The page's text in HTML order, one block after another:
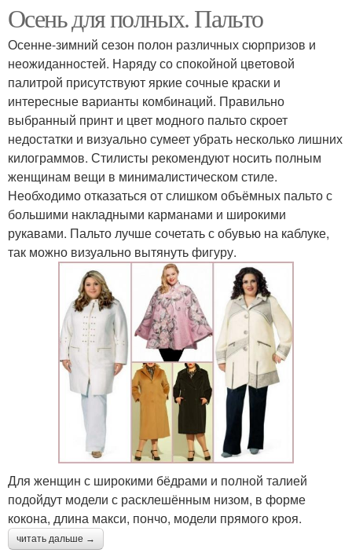
Осень для полных. Пальто
Осенне-зимний сезон полон различных сюрпризов и
неожиданностей. Наряду со спокойной цветовой
палитрой присутствуют яркие сочные краски и
интересные варианты комбинаций. Правильно
выбранный принт и цвет модного пальто скроет
недостатки и визуально сумеет убрать несколько лишних
килограммов. Стилисты рекомендуют носить полным
женщинам вещи в минималистическом стиле.
Необходимо отказаться от слишком объёмных пальто с
большими накладными карманами и широкими
рукавами. Пальто лучше сочетать с обувью на каблуке,
так можно визуально вытянуть фигуру.
Для женщин с широкими бёдрами и полной талией
подойдут модели с расклешённым низом, в форме
кокона, длина макси, пончо, модели прямого кроя.
читать дальше →